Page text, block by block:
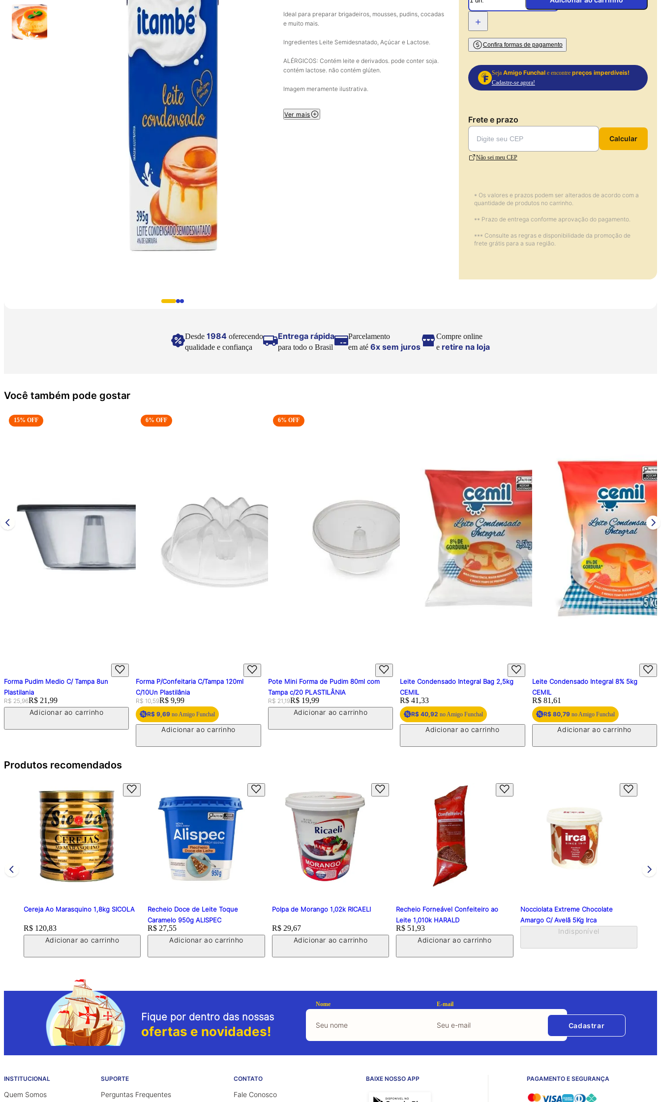
Ideal para preparar brigadeiros, mousses, pudins, cocadas
e muito mais.
Ingredientes Leite Semidesnatado, Açúcar e Lactose.
ALÉRGICOS: Contém leite e derivados. pode conter soja.
contém lactose. não contém glúten.
Imagem meramente ilustrativa.
Ver mais
+
Confira formas de pagamento
Seja Amigo Funchale encontre preços imperdíveis!
Cadastre-se agora!
Frete e prazo
Calcular
Não sei meu CEP
* Os valores e prazos podem ser alterados de acordo com a
quantidade de produtos no carrinho.
** Prazo de entrega conforme aprovação do pagamento.
*** Consulte as regras e disponibilidade da promoção de
frete grátis para a sua região.
Desde 1984 oferecendo
qualidade e confiança
Entrega rápida
para todo o Brasil
Parcelamento
em até 6x sem juros
Compre online
e retire na loja
Você também pode gostar
15% OFF
Forma Pudim Medio C/ Tampa 8un
Plastilania
Original price:
R$ 25,96Price:
R$ 21,99
Adicionar ao carrinho
6% OFF
Forma P/Confeitaria C/Tampa 120ml
C/10Un Plastilânia
Original price:
R$ 10,59Price:
R$ 9,99
R$ 9,69 no Amigo Funchal
Adicionar ao carrinho
6% OFF
Pote Mini Forma de Pudim 80ml com
Tampa c/20 PLASTILÂNIA
Original price:
R$ 21,19Price:
R$ 19,99
Adicionar ao carrinho
Leite Condensado Integral Bag 2,5kg
CEMIL
Price:
R$ 41,33
R$ 40,92 no Amigo Funchal
Adicionar ao carrinho
Leite Condensado Integral 8% 5kg
CEMIL
Price:
R$ 81,61
R$ 80,79no Amigo Funchal
Adicionar ao carrinho
Produtos recomendados
Cereja Ao Marasquino 1,8kg SICOLA
Price:
R$ 120,83
Adicionar ao carrinho
Recheio Doce de Leite Toque
Caramelo 950g ALISPEC
Price:
R$ 27,55
Adicionar ao carrinho
Polpa de Morango 1,02k RICAELI
Price:
R$ 29,67
Adicionar ao carrinho
Recheio Forneável Confeiteiro ao
Leite 1,010k HARALD
Price:
R$ 51,93
Adicionar ao carrinho
Nocciolata Extreme Chocolate
Amargo C/ Avelã 5Kg Irca
Indisponível
Fique por dentro das nossas
ofertas e novidades!
Nome E-mail
Cadastrar
INSTITUCIONAL
Quem Somos
SUPORTE
Perguntas Frequentes
CONTATO
Fale Conosco
BAIXE NOSSO APP PAGAMENTO E SEGURANÇA